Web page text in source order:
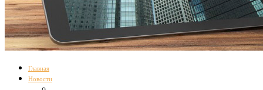
Главная
Новости